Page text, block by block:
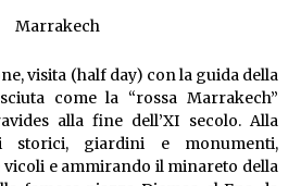
Marrakech
visita (half day) con la guida della
come la “rossa Marrakech”
alla fine dell’XI secolo. Alla
storici, giardini e monumenti,
e ammirando il minareto della